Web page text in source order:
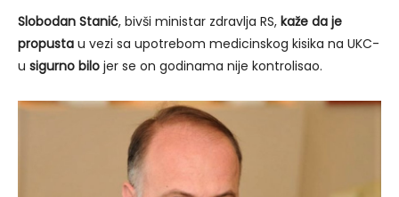
Slobodan Stanić, bivši ministar zdravlja RS, kaže da je
propusta u vezi sa upotrebom medicinskog kisika na UKC-
u sigurno bilo jer se on godinama nije kontrolisao.